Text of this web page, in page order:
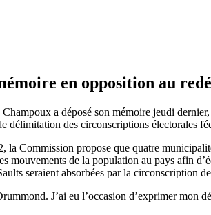
en opposition au
a déposé son mémoire jeudi
délimitation des circonscriptions électorales
la Commission propose que quatre
de la population au pays afin
seraient absorbées par la circonscription
J’ai eu l’occasion d’exprimer mon